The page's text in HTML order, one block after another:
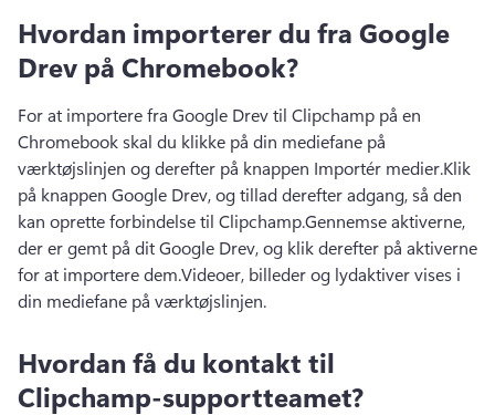
Hvordan importerer du fra Google
Drev på Chromebook?
For at importere fra Google Drev til Clipchamp på en
Chromebook skal du klikke på din mediefane på
værktøjslinjen og derefter på knappen Importér medier.Klik
på knappen Google Drev, og tillad derefter adgang, så den
kan oprette forbindelse til Clipchamp.Gennemse aktiverne,
der er gemt på dit Google Drev, og klik derefter på aktiverne
for at importere dem.Videoer, billeder og lydaktiver vises i
din mediefane på værktøjslinjen.
Hvordan få du kontakt til
Clipchamp-supportteamet?